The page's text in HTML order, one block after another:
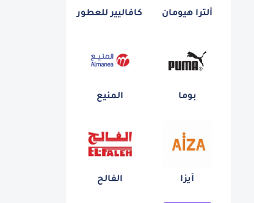
ألترا هيومان كافاليير للعطور
بوما المنيع
آيزا الفالح